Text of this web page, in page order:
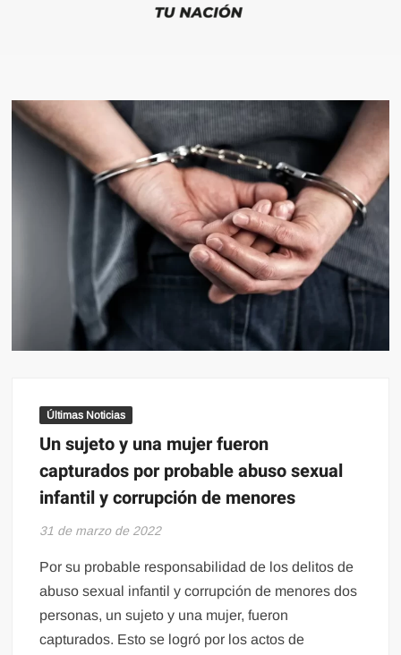
Últimas Noticias
Un sujeto y una mujer fueron
capturados por probable abuso sexual
infantil y corrupción de menores
31 de marzo de 2022
Por su probable responsabilidad de los delitos de
abuso sexual infantil y corrupción de menores dos
personas, un sujeto y una mujer, fueron
capturados. Esto se logró por los actos de